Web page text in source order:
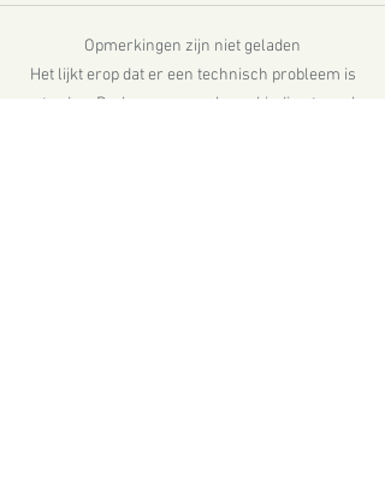
Opmerkingen zijn niet geladen
Het lijkt erop dat er een technisch probleem is
opgetreden. Probeer nogmaals verbinding te maken